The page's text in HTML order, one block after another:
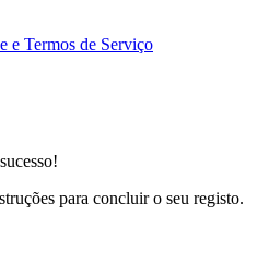
e Termos de Serviço
para concluir o seu registo.